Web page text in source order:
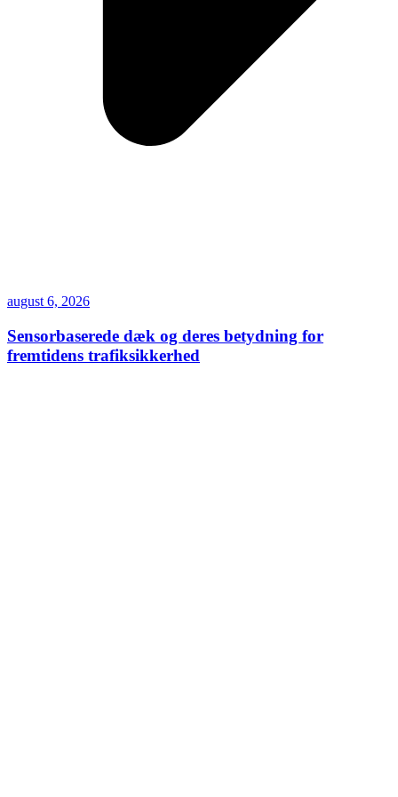
august 6, 2026
Sensorbaserede dæk og deres betydning for
fremtidens trafiksikkerhed